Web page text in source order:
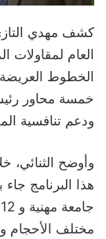
كشف مهدي
الخطوط العريضة
خمسة محاور
ودعم تنافسية
وأوضح الثنائي،
مختلف الأحجام